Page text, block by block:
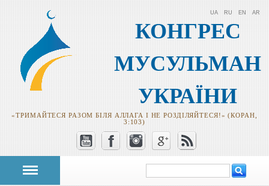
КОНГРЕС
МУСУЛЬМАН
УКРАЇНИ
«ТРИМАЙТЕСЯ РАЗОМ БІЛЯ АЛЛАГА І НЕ РОЗДІЛЯЙТЕСЯ!» (КОРАН,
3:103)
UA RU EN AR
Пошукова